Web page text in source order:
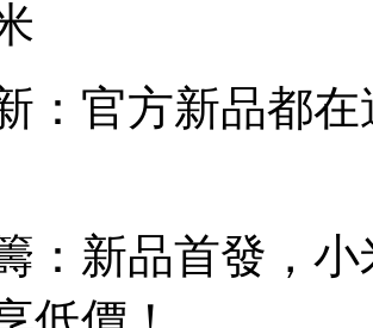
：官方新品都
：新品首發，